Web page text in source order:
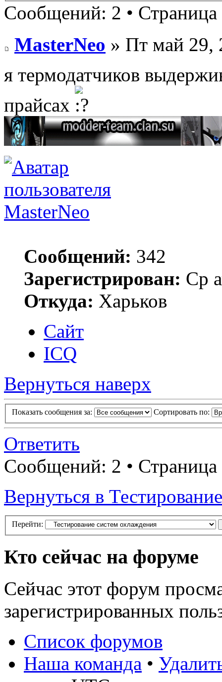
Сообщений: 2 • Страница
MasterNeo » Пт май 29,
я термодатчиков
прайсах
MasterNeo
Сообщений: 342
Зарегистрирован: Ср
Откуда: Харьков
Сайт
ICQ
Вернуться наверх
Показать сообщения за: Сортировать по:
Ответить
Сообщений: 2 • Страница
Вернуться в
Перейти:
Кто сейчас на форуме
Сейчас этот форум
зарегистрированных
Список форумов
Наша команда •